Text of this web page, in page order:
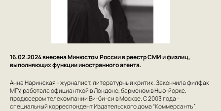
16.02.2024 внесена Минюстом России в реестр СМИ и физлиц,
выполняющих функции иностранного агента.
Анна Наринская - журналист, литературный критик. Закончила филфак
МГУ, работала официанткой в Лондоне, барменом в Нью-йорке,
продюсером телекомпании Би-би-си в Москве. С 2003 года -
специальный корреспондент Издательского дома “Коммерсантъ”.